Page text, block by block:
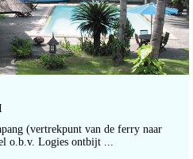
(vertrekpunt van de ferry naar
o.b.v. Logies ontbijt ...